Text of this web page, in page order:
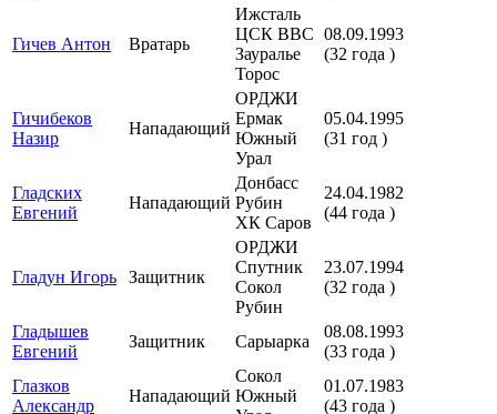
Гичев Антон Вратарь
Ижсталь
ЦСК ВВС
Зауралье
Торос
08.09.1993
(32 года )
Гичибеков
Назир
Нападающий
ОРДЖИ
Ермак
Южный
Урал
05.04.1995
(31 год )
Гладских
Евгений
Нападающий
Донбасс
Рубин
ХК Саров
24.04.1982
(44 года )
Гладун Игорь Защитник
ОРДЖИ
Спутник
Сокол
Рубин
23.07.1994
(32 года )
Гладышев
Евгений
Защитник Сарыарка
08.08.1993
(33 года )
Глазков
Александр
Нападающий
Сокол
Южный
01.07.1983
(43 года )